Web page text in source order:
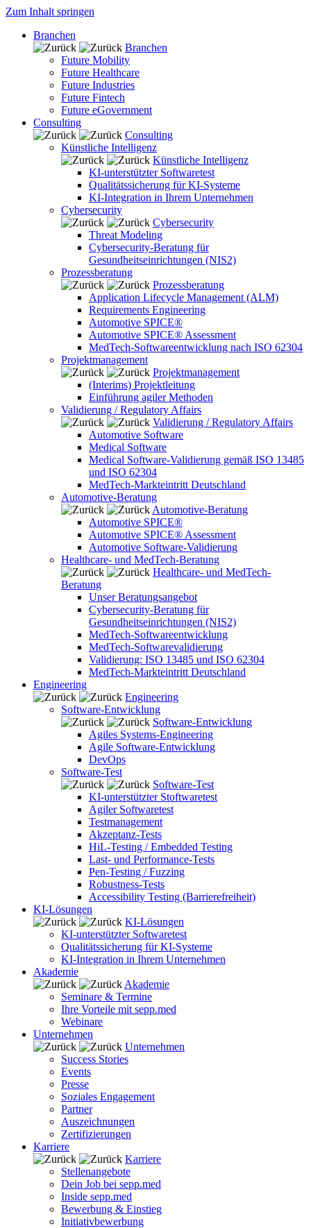
Zum Inhalt springen
Branchen
Branchen
Future Mobility
Future Healthcare
Future Industries
Future Fintech
Future eGovernment
Consulting
Consulting
Künstliche Intelligenz
Künstliche Intelligenz
KI-unterstützter Softwaretest
Qualitätssicherung für KI-Systeme
KI-Integration in Ihrem Unternehmen
Cybersecurity
Cybersecurity
Threat Modeling
Cybersecurity-Beratung für
Gesundheitseinrichtungen (NIS2)
Prozessberatung
Prozessberatung
Application Lifecycle Management (ALM)
Requirements Engineering
Automotive SPICE®
Automotive SPICE® Assessment
MedTech-Softwareentwicklung nach ISO 62304
Projektmanagement
Projektmanagement
(Interims) Projektleitung
Einführung agiler Methoden
Validierung / Regulatory Affairs
Validierung / Regulatory Affairs
Automotive Software
Medical Software
Medical Software-Validierung gemäß ISO 13485
und ISO 62304
MedTech-Markteintritt Deutschland
Automotive-Beratung
Automotive-Beratung
Automotive SPICE®
Automotive SPICE® Assessment
Automotive Software-Validierung
Healthcare- und MedTech-Beratung
Healthcare- und MedTech-
Beratung
Unser Beratungsangebot
Cybersecurity-Beratung für
Gesundheitseinrichtungen (NIS2)
MedTech-Softwareentwicklung
MedTech-Softwarevalidierung
Validierung: ISO 13485 und ISO 62304
MedTech-Markteintritt Deutschland
Engineering
Engineering
Software-Entwicklung
Software-Entwicklung
Agiles Systems-Engineering
Agile Software-Entwicklung
DevOps
Software-Test
Software-Test
KI-unterstützter Stoftwaretest
Agiler Softwaretest
Testmanagement
Akzeptanz-Tests
HiL-Testing / Embedded Testing
Last- und Performance-Tests
Pen-Testing / Fuzzing
Robustness-Tests
Accessibility Testing (Barrierefreiheit)
KI-Lösungen
KI-Lösungen
KI-unterstützter Softwaretest
Qualitätssicherung für KI-Systeme
KI-Integration in Ihrem Unternehmen
Akademie
Akademie
Seminare & Termine
Ihre Vorteile mit sepp.med
Webinare
Unternehmen
Unternehmen
Success Stories
Events
Presse
Soziales Engagement
Partner
Auszeichnungen
Zertifizierungen
Karriere
Karriere
Stellenangebote
Dein Job bei sepp.med
Inside sepp.med
Bewerbung & Einstieg
Initiativbewerbung